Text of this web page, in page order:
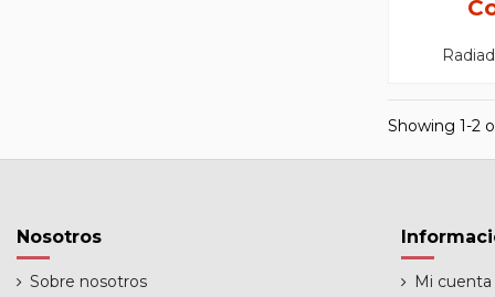
Showing 1-2
Nosotros
Sobre nosotros
Mi cuenta